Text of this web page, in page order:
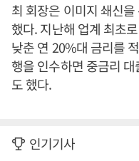
최 회장은 이미지 쇄신
했다. 지난해 업계 최초
낮춘 연 20%대 금리를
행을 인수하면 중금리
도 했다.
인기기사